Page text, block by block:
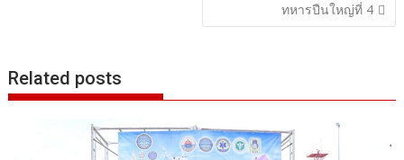
ทหารปืนใหญ่ที่ 4
Related posts